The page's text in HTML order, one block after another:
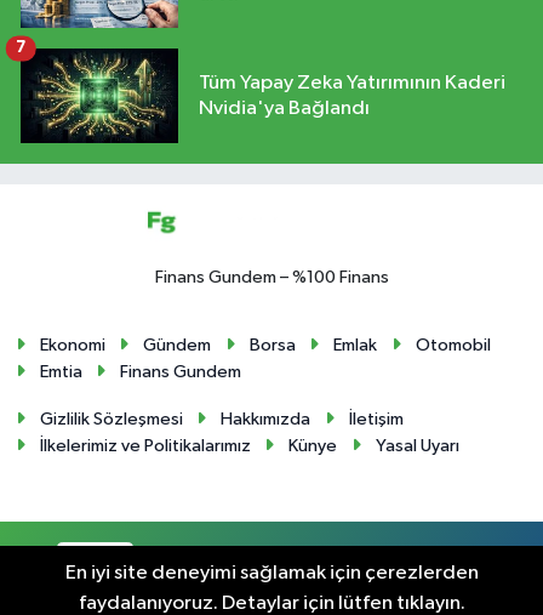
Tüm Yapay Zeka Yatırımının Kaderi
Nvidia'ya Bağlandı
7
Finans Gundem – %100 Finans
Ekonomi Gündem Borsa Emlak
Otomobil
Emtia
Finans Gundem
Gizlilik Sözleşmesi Hakkımızda
İletişim
İlkelerimiz ve Politikalarımız
Künye Yasal Uyarı
RSS Copyright © 2024. Her hakkı saklıdır.
En iyi site deneyimi sağlamak için çerezlerden
faydalanıyoruz. Detaylar için lütfen tıklayın.